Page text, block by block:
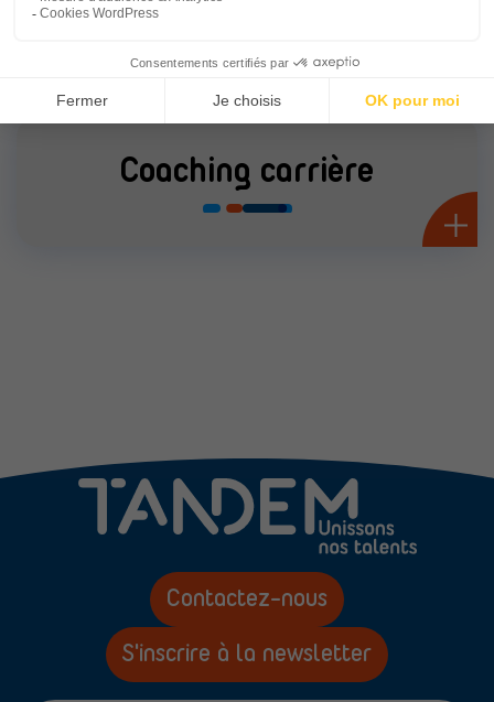
Coaching emploi
Coaching carrière
Contactez-nous
S'inscrire à la newsletter